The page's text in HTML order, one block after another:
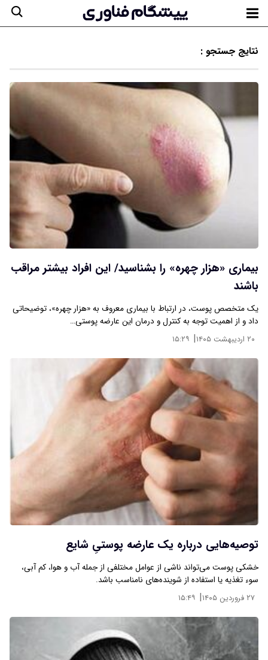
نتایج جستجو :
بیماری «هزار چهره‌» را بشناسید/ این افراد بیشتر مراقب
باشند
یک متخصص پوست، در ارتباط با بیماری معروف به «هزار چهره»، توضیحاتی
داد و از اهمیت توجه به کنترل و درمان این عارضه پوستی…
۲۰ اردیبهشت ۱۴۰۵ | ۱۵:۲۹
توصیه‌هایی درباره یک عارضه پوستیِ شایع
خشکی پوست می‌تواند ناشی از عوامل مختلفی از جمله آب و هوا، کم آبی،
سوء تغذیه یا استفاده از شوینده‌های نامناسب باشد.
۲۷ فروردین ۱۴۰۵ | ۱۵:۴۹